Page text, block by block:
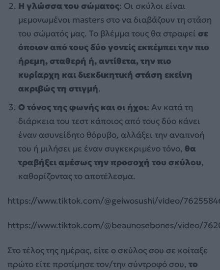
Η γλώσσα του σώματος: Οι σκύλοι είναι
μεμονωμένοι masters στο να διαβάζουν τη στάση
του σώματός μας. Το βλέμμα τους θα στραφείσε
όποιον από τους δύο γονείς εκπέμπει την πιο
ήρεμη, σταθερή ή, αντίθετα, την πιο
κυρίαρχη και διεκδικητική στάση εκείνη
ακριβώς τη στιγμή.
Ο τόνος της φωνής και οι ήχοι: Αν κατά τη
διάρκεια του τεστ κάποιος από τους δύο κάνει
έναν ασυνείδητο θόρυβο, αλλάξει την αναπνοή
του ή μιλήσει με έναν συγκεκριμένο τόνο, θα
τραβήξει αμέσως την προσοχή του σκύλου,
καθορίζοντας το αποτέλεσμα.
https://www.tiktok.com/@geiwosushi/video/
https://www.tiktok.com/@beaunosebones/video/
Στο τέλος της ημέρας, είτε ο σκύλος σου σε κοίταξε
πρώτο είτε προτίμησε τον/την σύντροφό σου, το